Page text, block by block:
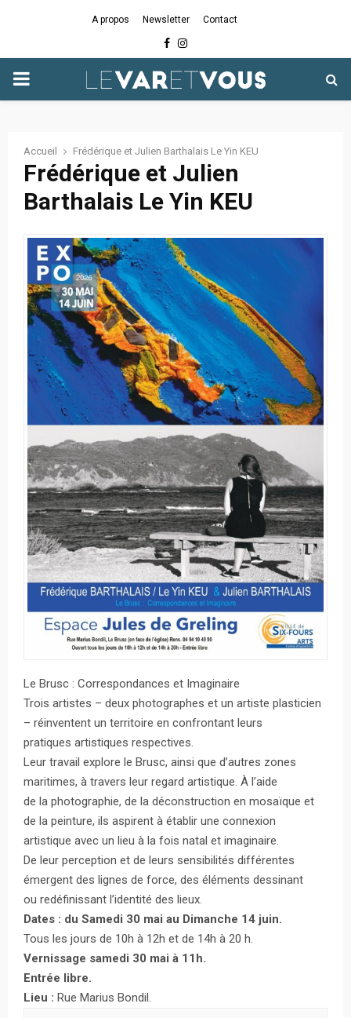
A propos Newsletter Contact
Facebook
Instagram
PRIMARY
Accueil Frédérique et Julien Barthalais Le Yin KEU
Frédérique et Julien
Barthalais Le Yin KEU
Le Brusc : Correspondances et Imaginaire
Trois artistes – deux photographes et un artiste plasticien
– réinventent un territoire en confrontant leurs
pratiques artistiques respectives.
Leur travail explore le Brusc, ainsi que d’autres zones
maritimes, à travers leur regard artistique. À l’aide
de la photographie, de la déconstruction en mosaïque et
de la peinture, ils aspirent à établir une connexion
artistique avec un lieu à la fois natal et imaginaire.
De leur perception et de leurs sensibilités différentes
émergent des lignes de force, des éléments dessinant
ou redéfinissant l’identité des lieux.
Dates : du Samedi 30 mai au Dimanche 14 juin.
Tous les jours de 10h à 12h et de 14h à 20 h.
Vernissage samedi 30 mai à 11h.
Entrée libre.
Lieu : Rue Marius Bondil.